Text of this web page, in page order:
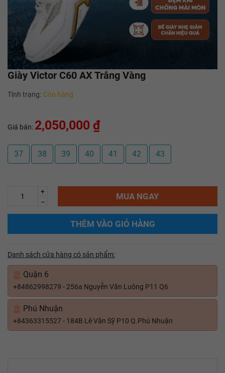
Giày Victor C60 AX Trắng Vàng
Tình trạng: Còn hàng
Giá bán: 2,050,000 ₫
37 38 39 40 41 42 43
+
–
MUA NGAY
THÊM VÀO GIỎ HÀNG
Danh sách cửa hàng có sản phẩm:
Quận 6
+84862998279 - 256a Nguyễn Văn Luông P11 Q6
Phú Nhuận
+84363315527 - 184B Lê Văn Sỹ P10 Q.Phú Nhuận